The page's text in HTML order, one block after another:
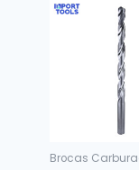
Brocas